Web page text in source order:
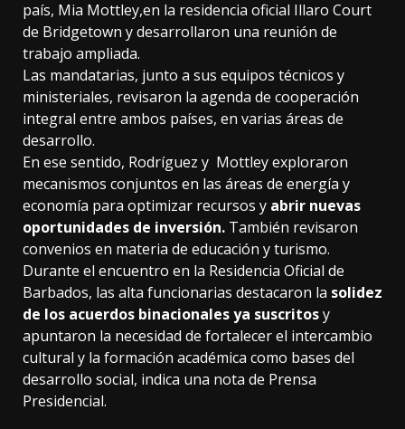
país, Mia Mottley,en la residencia oficial Illaro Court
de Bridgetown y desarrollaron una reunión de
trabajo ampliada.
Las mandatarias, junto a sus equipos técnicos y
ministeriales, revisaron la agenda de cooperación
integral entre ambos países, en varias áreas de
desarrollo.
En ese sentido, Rodríguez y Mottley exploraron
mecanismos conjuntos en las áreas de energía y
economía para optimizar recursos y abrir nuevas
oportunidades de inversión. También revisaron
convenios en materia de educación y turismo.
Durante el encuentro en la Residencia Oficial de
Barbados, las alta funcionarias destacaron la solidez
de los acuerdos binacionales ya suscritosy
apuntaron la necesidad de fortalecer el intercambio
cultural y la formación académica como bases del
desarrollo social, indica una nota de Prensa
Presidencial.